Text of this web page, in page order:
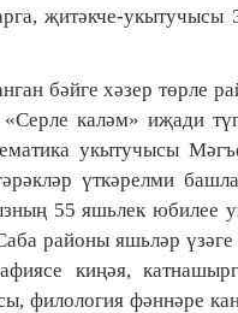
җитәкче-укытучысы
бәйге хәзер төрле
каләм» иҗади
укытучысы
үткәрелми
55 яшьлек юбилее
районы яшьләр үзәге
киңәя,
филология фәннәре